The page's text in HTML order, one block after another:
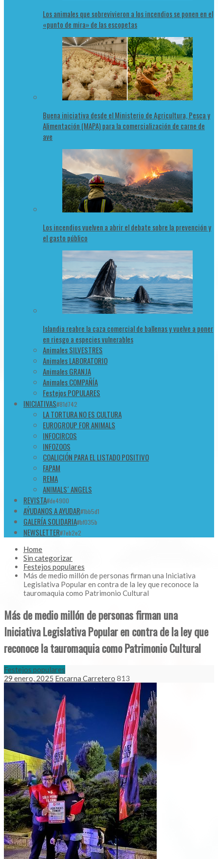
Los animales que sobrevivieron a los incendios se ponen en el
«punto de mira» de las escopetas
Buena iniciativa desde el Ministerio de Agricultura, Pesca y
Alimentación (MAPA) para la comercialización de carne de
ave
Los incendios vuelven a abrir el debate sobre la prevención y
el gasto público
Islandia reabre la caza comercial de ballenas y vuelve a poner
en riesgo a especies vulnerables
Animales SILVESTRES
Animales LABORATORIO
Animales GRANJA
Animales COMPAÑÍA
Festejos POPULARES
INICIATIVAS#81d742
LA TORTURA NO ES CULTURA
EUROGROUP FOR ANIMALS
INFOCIRCOS
INFOZOOS
COALICIÓN PARA EL LISTADO POSITIVO
FAPAM
REMA
ANIMALS´ ANGELS
REVISTA#de4900
AÝUDANOS A AYUDAR#1bb5d1
GALERÍA SOLIDARIA#bf035b
NEWSLETTER#7eb2e2
Home
Sin categorizar
Festejos populares
Más de medio millón de personas firman una Iniciativa
Legislativa Popular en contra de la ley que reconoce la
tauromaquia como Patrimonio Cultural
Más de medio millón de personas firman una
Iniciativa Legislativa Popular en contra de la ley que
reconoce la tauromaquia como Patrimonio Cultural
Festejos populares
29 enero, 2025 Encarna Carretero 813